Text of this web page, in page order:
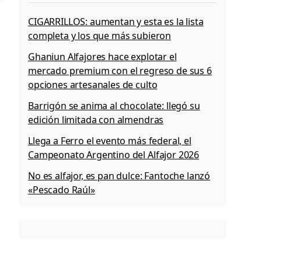
CIGARRILLOS: aumentan y esta es la lista
completa y los que más subieron
Ghaniun Alfajores hace explotar el
mercado premium con el regreso de sus 6
opciones artesanales de culto
Barrigón se anima al chocolate: llegó su
edición limitada con almendras
Llega a Ferro el evento más federal, el
Campeonato Argentino del Alfajor 2026
No es alfajor, es pan dulce: Fantoche lanzó
«Pescado Raúl»